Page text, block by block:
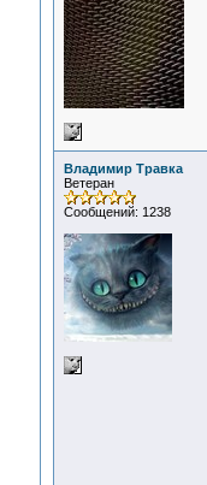
Владимир Травка
Ветеран
Сообщений: 1238